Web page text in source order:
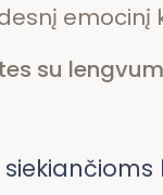
emocinį
su